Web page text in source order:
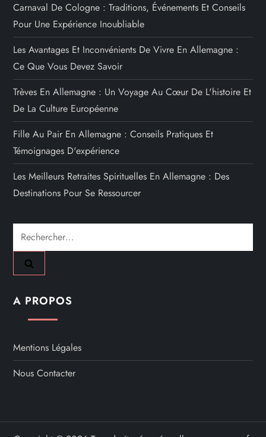
Carnaval De Cologne : Traditions, Événements Et Conseils
Pour Une Expérience Inoubliable
Les Avantages Et Inconvénients De Vivre En Allemagne :
Ce Que Vous Devez Savoir
Trèves En Allemagne : Un Voyage Au Cœur De L'histoire Et
De La Culture Européenne
Fille Au Pair En Allemagne : Conseils Pratiques Et
Témoignages D'expérience
Les Meilleurs Retraites Spirituelles En Allemagne : Des
Destinations Pour Se Ressourcer
Rechercher :
A PROPOS
Mentions Légales
Nous Contacter